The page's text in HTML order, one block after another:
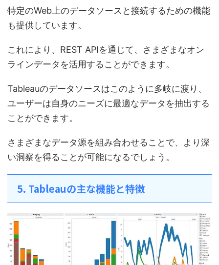
特定のWeb上のデータソースと接続するための機能
も提供しています。
これにより、REST APIを通じて、さまざまなオン
ラインデータを活用することができます。
Tableauのデータソースはこのように多岐に渡り、
ユーザーは自身のニーズに最適なデータを抽出する
ことができます。
さまざまなデータ源を組み合わせることで、より深
い洞察を得ることが可能になるでしょう。
5. Tableauの主な機能と特徴